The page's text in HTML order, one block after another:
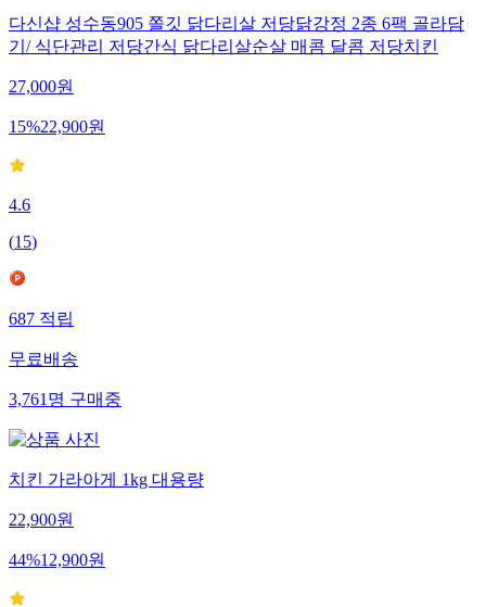
다신샵 성수동905 쫄깃 닭다리살 저당닭강정 2종 6팩 골라담
기/ 식단관리 저당간식 닭다리살순살 매콤 달콤 저당치킨
27,000원
15%22,900원
4.6
(15)
687 적립
무료배송
3,761 명 구매중
치킨 가라아게 1kg 대용량
22,900원
44%12,900원